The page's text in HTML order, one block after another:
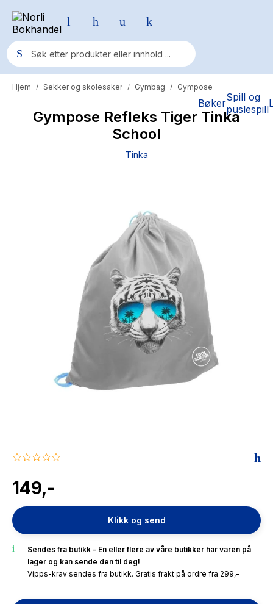
BøkerSpill og
puslespill
Populære søk
Pokemon
Fury Bound - Sable Sorensen
Hypopressiv trening
The Housemaid
Hjem / Sekker og skolesaker / Gymbag / Gympose
Gympose Refleks Tiger Tinka
School
Tinka
0.0
rating
149,-
Klikk og send
Sendes fra butikk – En eller flere av våre butikker har varen på
lager og kan sende den til deg!
Vipps-krav sendes fra butikk. Gratis frakt på ordre fra 299,-